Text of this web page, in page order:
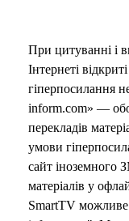
При цитуванні і
Інтернеті
гіперпосилання
inform.com» —
перекладів
умови
сайт іноземного
матеріалів у
SmartTV